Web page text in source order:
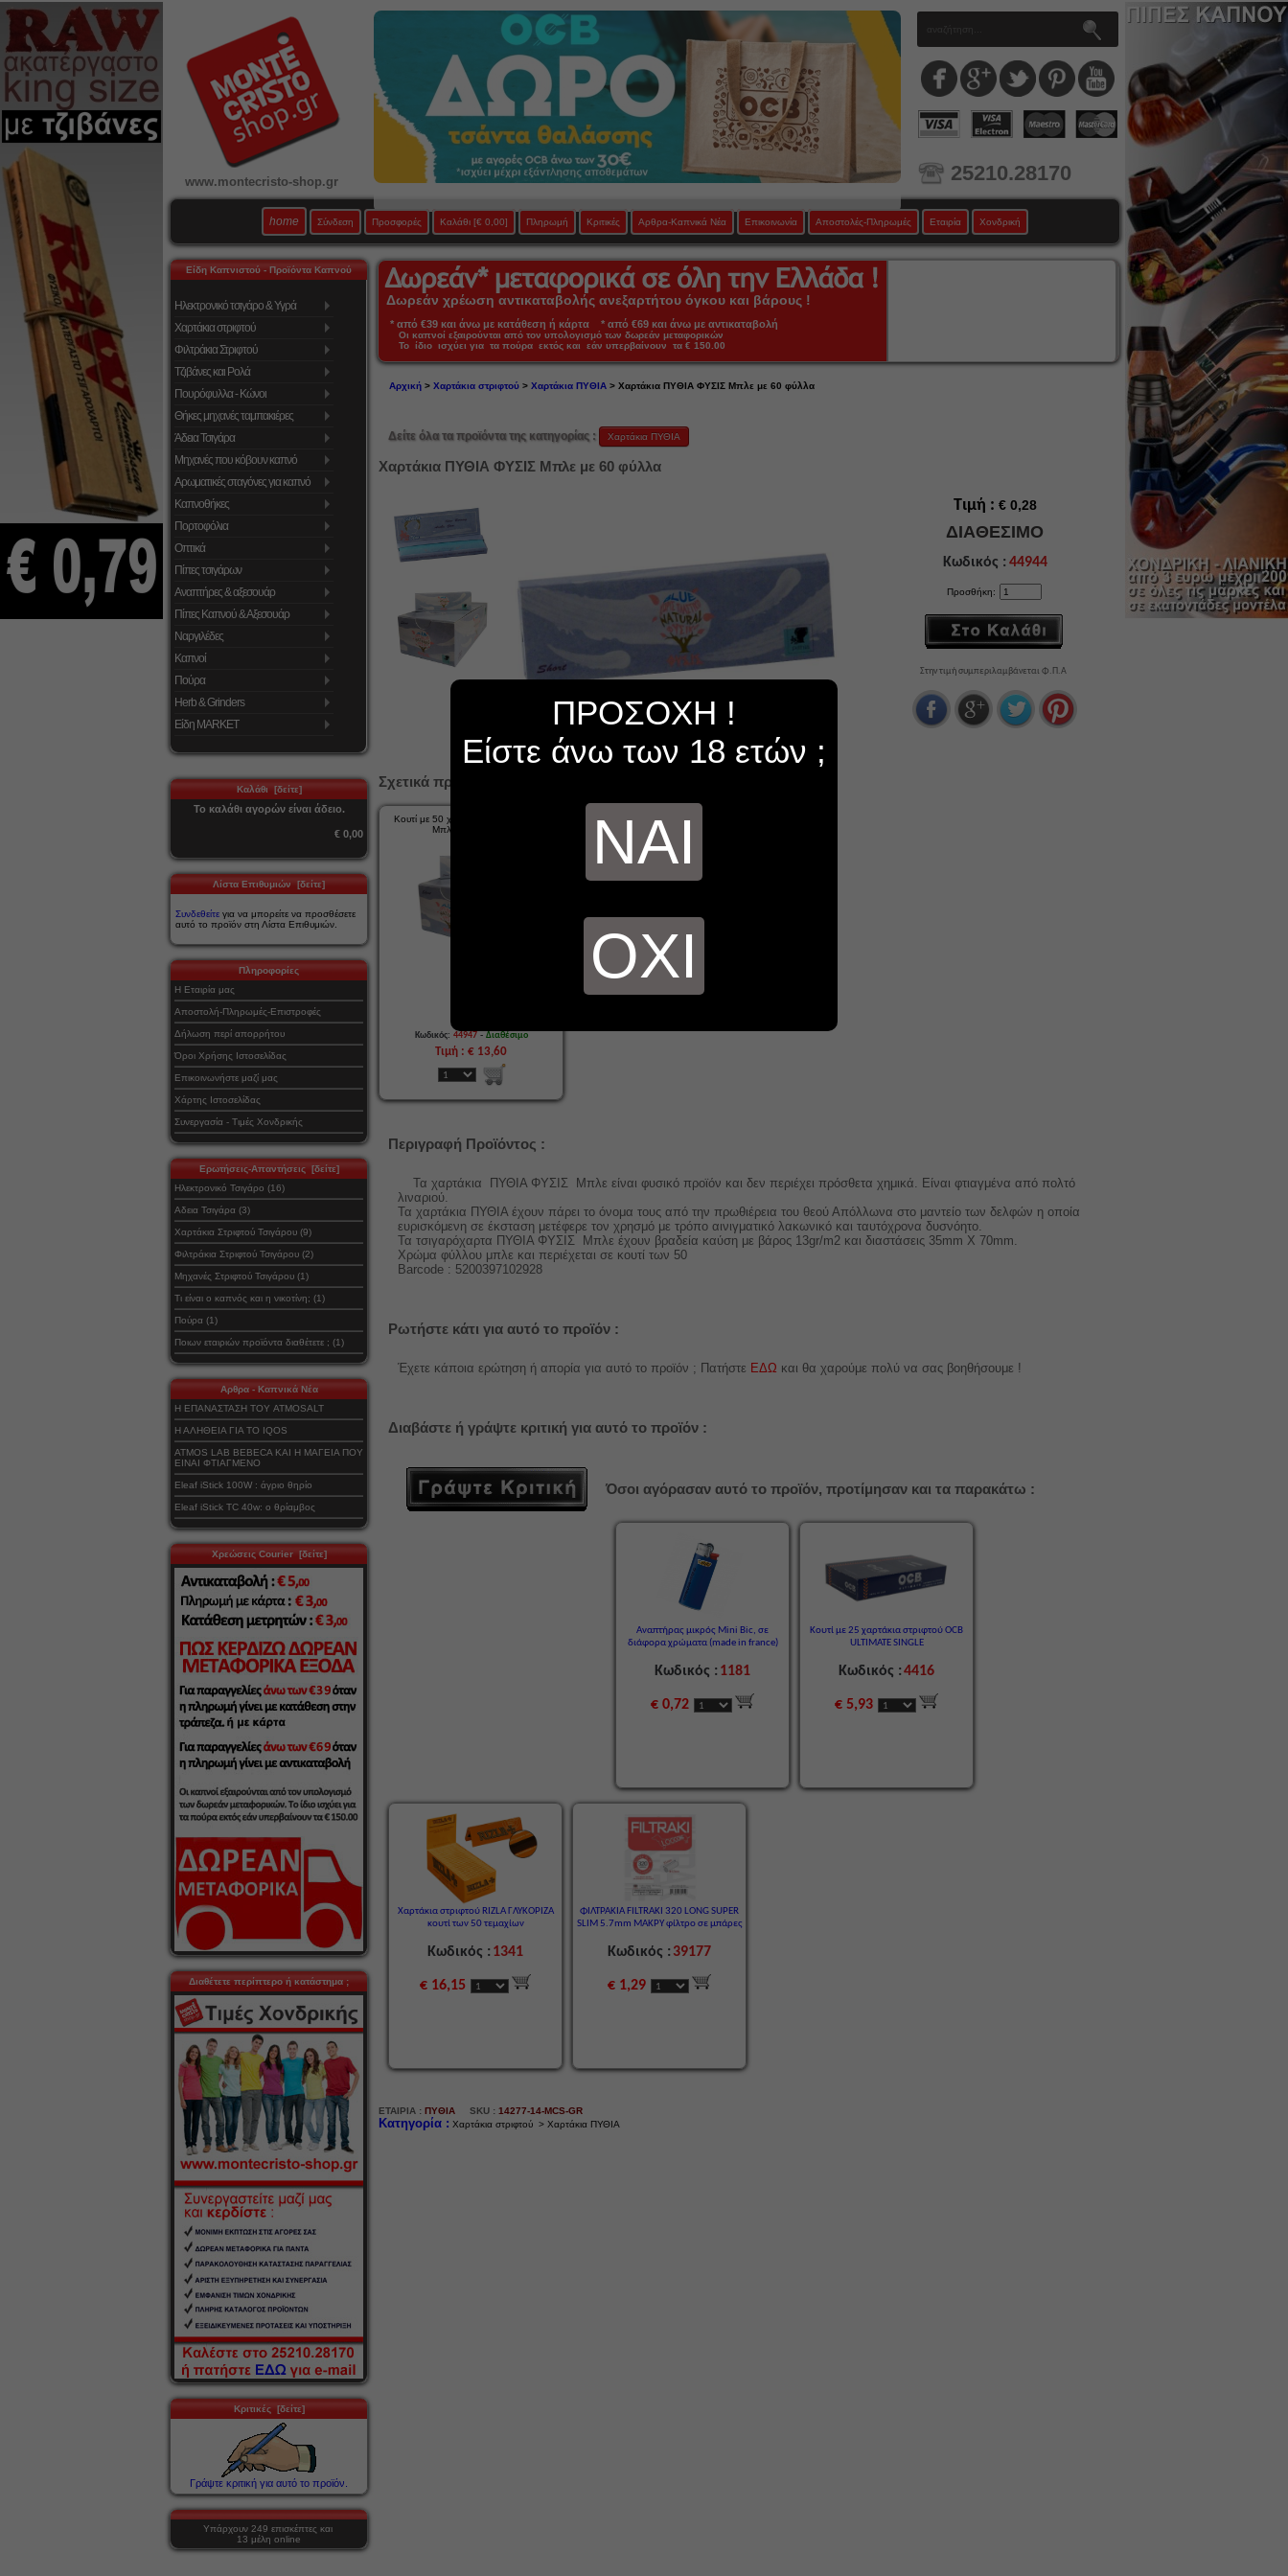
www.montecristo-shop.gr 25210.28170
home Σύνδεση Προσφορές Καλάθι [€ 0,00] Πληρωμή Κριτικές Αρθρα-Καπνικά Νέα Επικοινωνία Αποστολές-Πληρωμές Εταιρία Χονδρική
Είδη Καπνιστού - Προϊόντα Καπνού
Ηλεκτρονικό τσιγάρο & Υγρά
Χαρτάκια στριφτού
Φιλτράκια Στριφτού
Τζιβάνες και Ρολά
Πουρόφυλλα - Κώνοι
Θήκες μηχανές ταμπακιέρες
Άδεια Τσιγάρα
Μηχανές που κόβουν καπνό
Αρωματικές σταγόνες για καπνό
Καπνοθήκες
Πορτοφόλια
Οπτικά
Πίπες τσιγάρων
Αναπτήρες & αξεσουάρ
Πίπες Καπνού & Αξεσουάρ
Ναργιλέδες
Καπνοί
Πούρα
Herb & Grinders
Είδη MARKET
Καλάθι [δείτε]
Το καλάθι αγορών είναι άδειο.
€ 0,00
Λίστα Επιθυμιών [δείτε]
Συνδεθείτε για να μπορείτε να προσθέσετε
αυτό το προϊόν στη Λίστα Επιθυμιών.
Πληροφορίες
Η Εταιρία μας
Αποστολή-Πληρωμές-Επιστροφές
Δήλωση περί απορρήτου
Όροι Χρήσης Ιστοσελίδας
Επικοινωνήστε μαζί μας
Χάρτης Ιστοσελίδας
Συνεργασία - Τιμές Χονδρικής
Ερωτήσεις-Απαντήσεις [δείτε]
Ηλεκτρονικό Τσιγάρο (16)
Αδεια Τσιγάρα (3)
Χαρτάκια Στριφτού Τσιγάρου (9)
Φιλτράκια Στριφτού Τσιγάρου (2)
Μηχανές Στριφτού Τσιγάρου (1)
Τι είναι ο καπνός και η νικοτίνη; (1)
Πούρα (1)
Ποιων εταιριών προϊόντα διαθέτετε ; (1)
Αρθρα - Καπνικά Νέα
Η ΕΠΑΝΑΣΤΑΣΗ ΤΟΥ ATMOSALT
Η ΑΛΗΘΕΙΑ ΓΙΑ ΤΟ IQOS
ATMOS LAB BEBECA ΚΑΙ Η ΜΑΓΕΙΑ ΠΟΥ
ΕΙΝΑΙ ΦΤΙΑΓΜΕΝΟ
Eleaf iStick 100W : άγριο θηρίο
Eleaf iStick TC 40w: ο θρίαμβος
Χρεώσεις Courier [δείτε]
Διαθέτετε περίπτερο ή κατάστημα ;
Κριτικές [δείτε]
Γράψτε κριτική για αυτό το προϊόν.
Υπάρχουν 249 επισκέπτες και
13 μέλη online
Δωρεάν χρέωση αντικαταβολής ανεξαρτήτου όγκου και βάρους !
* από €39 και άνω με κατάθεση ή κάρτα * από €69 και άνω με αντικαταβολή
Οι καπνοί εξαιρούνται από τον υπολογισμό των δωρεάν μεταφορικών
Το ίδιο ισχύει για τα πούρα εκτός και εάν υπερβαίνουν τα € 150.00
Αρχική> Χαρτάκια στριφτού> Χαρτάκια ΠΥΘΙΑ> Χαρτάκια ΠΥΘΙΑ ΦΥΣΙΣ Μπλε με 60 φύλλα
Δείτε όλα τα προϊόντα της κατηγορίας : Χαρτάκια ΠΥΘΙΑ
Χαρτάκια ΠΥΘΙΑ ΦΥΣΙΣ Μπλε με 60 φύλλα
Τιμή : € 0,28
ΔΙΑΘΕΣΙΜΟ
Κωδικός : 44944
Προσθήκη:
Στην τιμή συμπεριλαμβάνεται Φ.Π.Α
Σχετικά προϊόντα...
Κουτί με 50 χαρτάκια ΠΥΘΙΑ ΦΥΣΙΣ
Μπλε με 60 φύλλα
Κωδικός: 44947-Διαθέσιμο
Τιμή : € 13,60
Περιγραφή Προϊόντος :
Τα χαρτάκια ΠΥΘΙΑ ΦΥΣΙΣ Μπλε είναι φυσικό προϊόν και δεν περιέχει πρόσθετα χημικά. Είναι φτιαγμένα από πολτό
λιναριού.
Τα χαρτάκια ΠΥΘΙΑ έχουν πάρει το όνομα τους από την πρωθιέρεια του θεού Απόλλωνα στο μαντείο των δελφών η οποία
ευρισκόμενη σε έκσταση μετέφερε τον χρησμό με τρόπο αινιγματικό λακωνικό και ταυτόχρονα δυσνόητο.
Τα τσιγαρόχαρτα ΠΥΘΙΑ ΦΥΣΙΣ Μπλε έχουν βραδεία καύση με βάρος 13gr/m2 και διαστάσεις 35mm X 70mm.
Χρώμα φύλλου μπλε και περιέχεται σε κουτί των 50
Barcode : 5200397102928
Ρωτήστε κάτι για αυτό το προϊόν :
Έχετε κάποια ερώτηση ή απορία για αυτό το προϊόν ; Πατήστε ΕΔΩ και θα χαρούμε πολύ να σας βοηθήσουμε !
Διαβάστε ή γράψτε κριτική για αυτό το προϊόν :
Όσοι αγόρασαν αυτό το προϊόν, προτίμησαν και τα παρακάτω :
Αναπτήρας μικρός Mini Bic, σε
διάφορα χρώματα (made in france)
Κωδικός : 1181
€ 0,72
Κουτί με 25 χαρτάκια στριφτού OCB
ULTIMATE SINGLE
Κωδικός : 4416
€ 5,93
Χαρτάκια στριφτού RIZLA ΓΛΥΚΟΡΙΖΑ
κουτί των 50 τεμαχίων
Κωδικός : 1341
€ 16,15
ΦΙΛΤΡΑΚΙΑ FILTRAKI 320 LONG SUPER
SLIM 5.7mm ΜΑΚΡΥ φίλτρο σε μπάρες
Κωδικός : 39177
€ 1,29
ΕΤΑΙΡΙΑ : ΠΥΘΙΑ SKU : 14277-14-MCS-GR
Κατηγορία : Χαρτάκια στριφτού > Χαρτάκια ΠΥΘΙΑ
ΠΡΟΣΟΧΗ !
Είστε άνω των 18 ετών ;
ΝΑΙ
ΟΧΙ